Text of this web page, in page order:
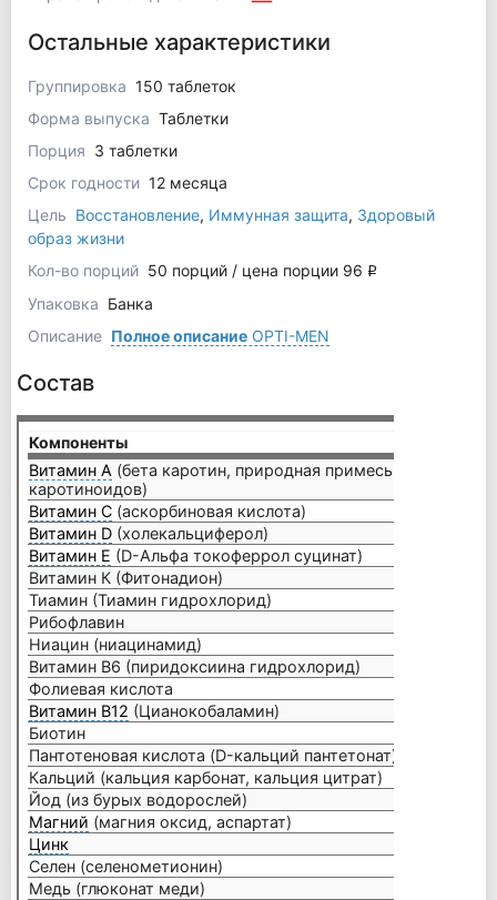
Остальные характеристики
Группировка 150 таблеток
Форма выпуска Таблетки
Порция 3 таблетки
Срок годности 12 месяца
Цель Восстановление, Иммунная защита, Здоровый
образ жизни
Кол-во порций 50 порций / цена порции 96 q
Упаковка Банка
Описание Полное описаниеOPTI-MEN
Состав
Компоненты
Витамин А (бета каротин, природная примесь
каротиноидов)
Витамин С (аскорбиновая кислота)
Витамин D (холекальциферол)
Витамин E (D-Альфа токоферрол суцинат)
Витамин К (Фитонадион)
Тиамин (Тиамин гидрохлорид)
Рибофлавин
Ниацин (ниацинамид)
Витамин B6 (пиридоксиина гидрохлорид)
Фолиевая кислота
Витамин B12 (Цианокобаламин)
Биотин
Пантотеновая кислота (D-кальций пантетонат)
Кальций (кальция карбонат, кальция цитрат)
Йод (из бурых водорослей)
Магний (магния оксид, аспартат)
Цинк
Селен (селенометионин)
Медь (глюконат меди)